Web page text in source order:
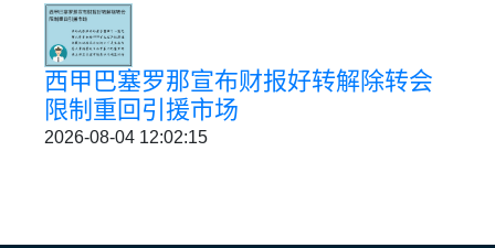
西甲巴塞罗那宣布财报好转解除转会
限制重回引援市场
2026-08-04 12:02:15